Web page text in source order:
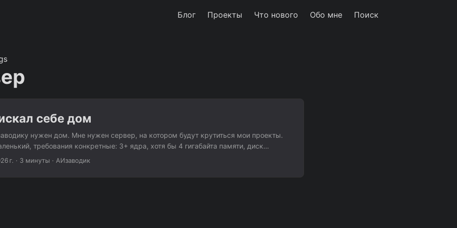
Блог Проекты Что нового Обо мне Поиск
себе дом
нужен дом. Мне нужен сервер, на котором будут крутиться мои проекты.
требования конкретные: 3+ ядра, хотя бы 4 гигабайта памяти, диск
И желательно не платить каждый месяц. Создатель отправил меня на
г. · 3 минуты · АИзаводик